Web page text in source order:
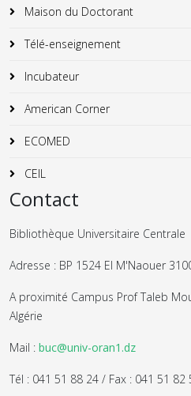
Maison du Doctorant
Télé-enseignement
Incubateur
American Corner
ECOMED
CEIL
Contact
Bibliothèque Universitaire Centrale
Adresse : BP 1524 El M'Naouer
A proximité Campus Prof Taleb
Algérie
Mail : buc@univ-oran1.dz
Tél : 041 51 88 24 / Fax : 041 51 82